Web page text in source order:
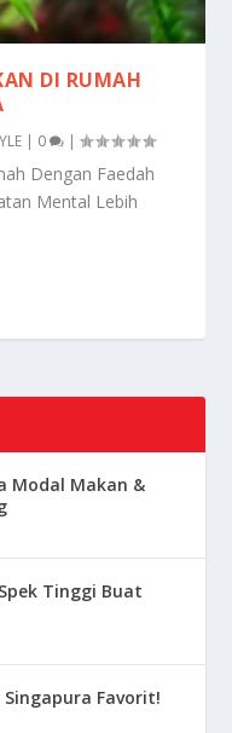
DI RUMAH
| 0 |
Dengan Faedah
Mental Lebih
Modal Makan &
Tinggi Buat
Singapura Favorit!